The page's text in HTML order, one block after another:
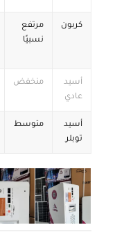
كربون
مرتفع
نسبيًا
أسيد
عادي
منخفض
أسيد
توبلر
متوسط